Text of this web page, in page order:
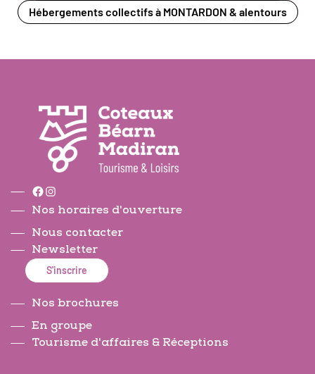
Hébergements collectifs à MONTARDON & alentours
Facebook
Instagram
Nos horaires d'ouverture
Nous contacter
Newsletter
S'inscrire
Nos brochures
En groupe
Tourisme d'affaires & Réceptions